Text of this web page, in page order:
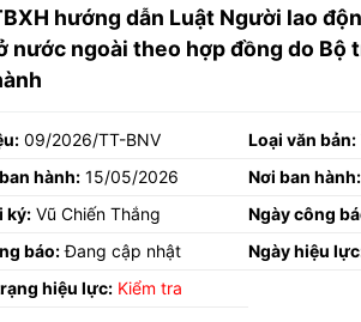
hướng dẫn Luật Người lao
nước ngoài theo hợp đồng do Bộ
09/2026/TT-BNV Loại văn bản:
hành: 15/05/2026 Nơi ban hành:
ký: Vũ Chiến Thắng Ngày công
báo:Đang cập nhật Ngày hiệu
hiệu lực: Kiểm tra